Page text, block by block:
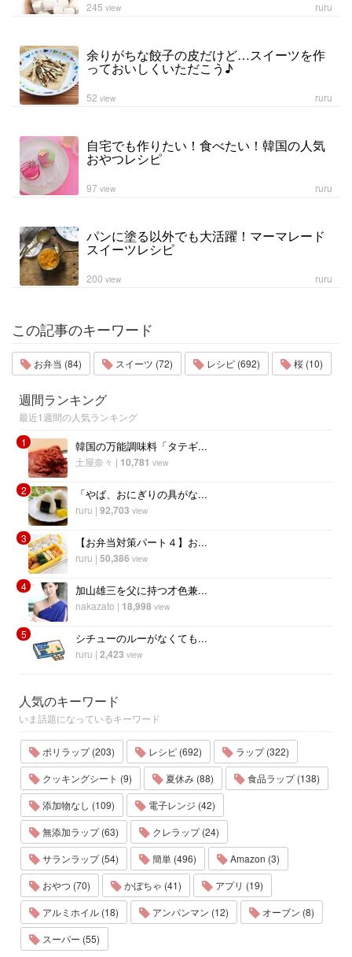
ruru
245 view
余りがちな餃子の皮だけど…スイーツを作
っておいしくいただこう♪
ruru
52 view
自宅でも作りたい！食べたい！韓国の人気
おやつレシピ
ruru
97 view
パンに塗る以外でも大活躍！マーマレード
スイーツレシピ
ruru
200 view
この記事のキーワード
お弁当 (84) スイーツ (72) レシピ (692) 桜 (10)
週間ランキング
最近1週間の人気ランキング
1
韓国の万能調味料「タテギ...
土屋奈々 | 10,781 view
2 「やば、おにぎりの具がな...
ruru | 92,703 view
3 【お弁当対策パート４】お...
ruru | 50,386 view
4 加山雄三を父に持つ才色兼...
nakazato | 18,998 view
5 シチューのルーがなくても...
ruru | 2,423 view
人気のキーワード
いま話題になっているキーワード
ポリラップ (203) レシピ (692)
ラップ (322)
クッキングシート (9)
夏休み (88)
食品ラップ (138)
添加物なし (109)
電子レンジ (42)
無添加ラップ (63)
クレラップ (24)
サランラップ (54)
簡単 (496)
Amazon (3)
おやつ (70)
かぼちゃ (41)
アプリ (19)
アルミホイル (18)
アンパンマン (12)
オーブン (8)
スーパー (55)